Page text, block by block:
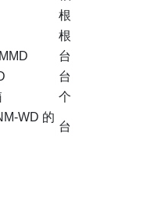
根
根
台
台
个
WD 的
台